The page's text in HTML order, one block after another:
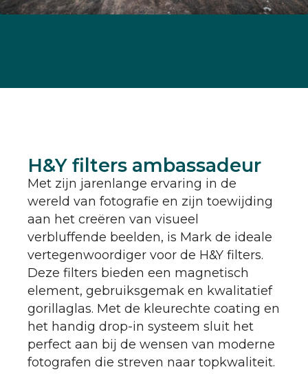
H&Y filters ambassadeur
Met zijn jarenlange ervaring in de
wereld van fotografie en zijn toewijding
aan het creëren van visueel
verbluffende beelden, is Mark de ideale
vertegenwoordiger voor de H&Y filters.
Deze filters bieden een magnetisch
element, gebruiksgemak en kwalitatief
gorillaglas. Met de kleurechte coating en
het handig drop-in systeem sluit het
perfect aan bij de wensen van moderne
fotografen die streven naar topkwaliteit.